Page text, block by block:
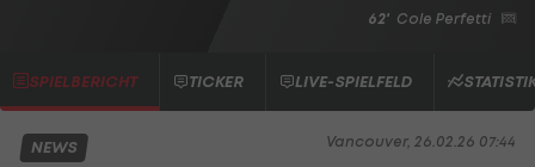
62' Cole Perfetti
SPIELBERICHT TICKER LIVE-SPIELFELD
Vancouver, 26.02.26 07:44
NEWS